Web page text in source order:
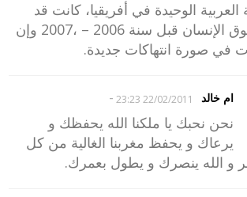
العربية الوحيدة في أفريقيا، كانت قد
أغلقت ملفات حقوق الإنسان قبل سنة 2006 – ،2007 وإن
في صورة انتهاكات جديدة.
ام خالد 22/02/2011 23:23
-
نحن نحبك يا ملكنا الله يحفظك و
يرعاك و يحفظ مغربنا الغالية من كل
و الله ينصرك و يطول بعمرك.